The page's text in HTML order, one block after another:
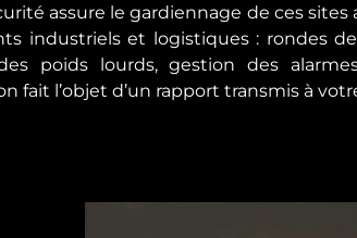
assure le gardiennage de ces
industriels et logistiques : rondes
poids lourds, gestion des
fait l’objet d’un rapport transmis à